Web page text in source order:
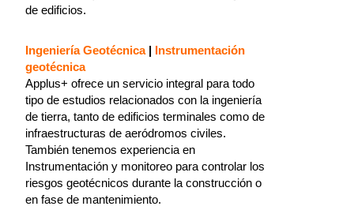
de edificios.
Ingeniería Geotécnica| Instrumentación
geotécnica
Applus+ ofrece un servicio integral para todo
tipo de estudios relacionados con la ingeniería
de tierra, tanto de edificios terminales como de
infraestructuras de aeródromos civiles.
También tenemos experiencia en
Instrumentación y monitoreo para controlar los
riesgos geotécnicos durante la construcción o
en fase de mantenimiento.